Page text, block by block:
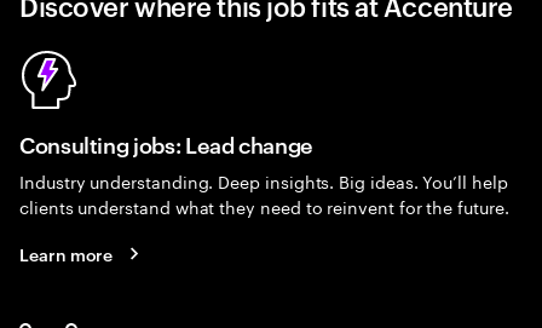
Consulting jobs: Lead change
Industry understanding. Deep insights. Big ideas. You’ll help
clients understand what they need to reinvent for the future.
Learn more